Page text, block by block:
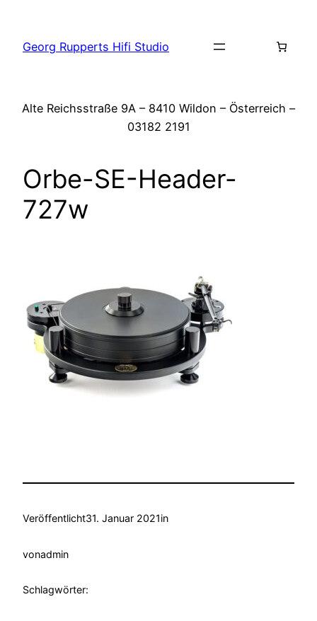
springen
Georg Rupperts Hifi Studio
Alte Reichsstraße 9A – 8410 Wildon – Österreich –
03182 2191
Orbe-SE-Header-
727w
Veröffentlicht31. Januar 2021in
vonadmin
Schlagwörter: